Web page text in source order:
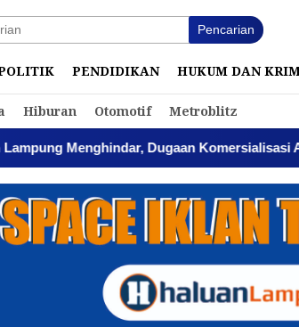
Pencarian
PENDIDIKAN HUKUM DAN
Hiburan Otomotif Metroblitz
Dugaan Komersialisasi Aset Pemprov